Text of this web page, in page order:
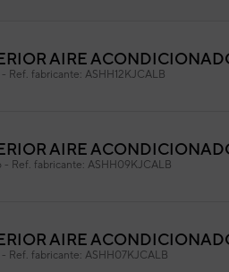
Panel frontal
AIRE
- Ref. fabricante: ASHH12KJCALB
AIRE
- Ref. fabricante: ASHH09KJCALB
AIRE
- Ref. fabricante: ASHH07KJCALB